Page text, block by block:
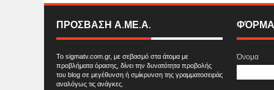
ΠΡΟΣΒΑΣΗ Α.ΜΕ.Α.
Το sigmatv.com.gr, με σεβασμό στα άτομα με
προβλήματα όρασης, δίνει την δυνατότητα προβολής
του blog σε μεγέθυνση ή σμίκρυνση της γραμματοσειράς
αναλόγως τις ανάγκες.
ΦΌΡΜΑ
Όνομα